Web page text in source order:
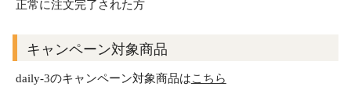
正常に注文完了された方
キャンペーン対象商品
daily-3のキャンペーン対象商品はこちら